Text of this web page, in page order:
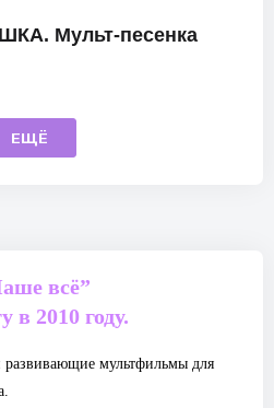
Мульт-песенка
ЕЩЁ
всё”
в 2010 году.
мультфильмы для